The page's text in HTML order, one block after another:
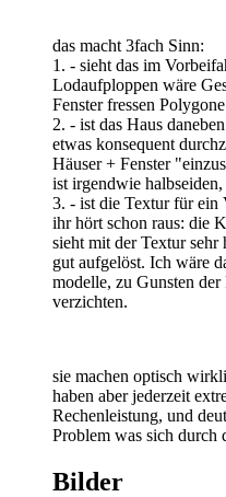
das macht 3fach Sinn:
1. - sieht das im
Lodaufploppen wäre
Fenster fressen
2. - ist das Haus
etwas konsequent
Häuser + Fenster
ist irgendwie
3. - ist die Textur für ein
ihr hört schon raus: die
sieht mit der Textur sehr
gut aufgelöst. Ich wäre
modelle, zu Gunsten
verzichten.
sie machen optisch
haben aber jederzeit
Rechenleistung, und
Problem was sich durch
Bilder